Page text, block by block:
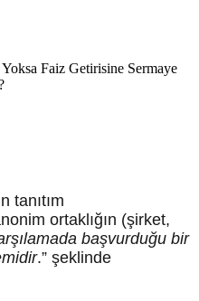
tanıtım
ortaklığın (şirket,
başvurduğu bir
.” şeklinde